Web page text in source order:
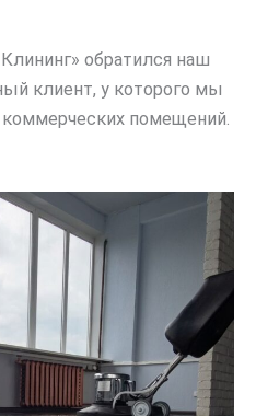
обратился наш
клиент, у которого мы
помещений.